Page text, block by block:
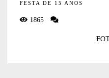
FESTA DE 15 ANOS
1865